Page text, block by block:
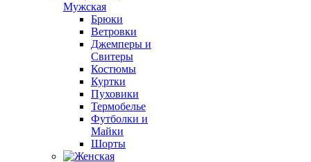
Мужская
Брюки
Ветровки
Джемперы и
Свитеры
Костюмы
Куртки
Пуховики
Термобелье
Футболки и
Майки
Шорты